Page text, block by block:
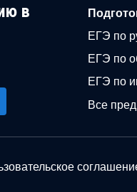
в
ЕГЭ по
ЕГЭ по
ЕГЭ по
Все